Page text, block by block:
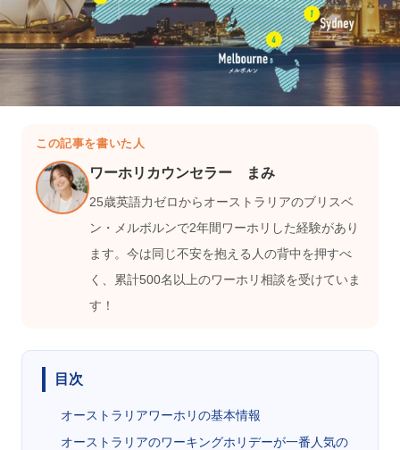
この記事を書いた人
ワーホリカウンセラー まみ
25歳英語力ゼロからオーストラリアのブリスベ
ン・メルボルンで2年間ワーホリした経験があり
ます。今は同じ不安を抱える人の背中を押すべ
く、累計500名以上のワーホリ相談を受けていま
す！
目次
オーストラリアワーホリの基本情報
オーストラリアのワーキングホリデーが一番人気の